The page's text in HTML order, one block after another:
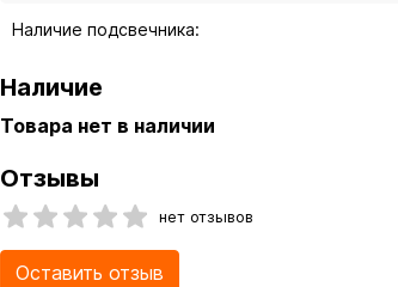
Наличие подсвечника:
Наличие
Товара нет в наличии
Отзывы
нет отзывов
Оставить отзыв